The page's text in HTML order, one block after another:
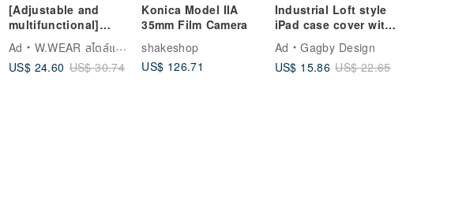
[Adjustable and
multifunctional]
Single hook nylon
mobile phone strap
mobile phone
Ad
W.WEAR สไตล์แห่งเวลา
US$ 24.60 US$ 30.74
Konica Model IIA
35mm Film Camera
shakeshop
US$ 126.71
Industrial Loft style
iPad case cover with
pro 13 Air 6
Ad
Gagby Design
US$ 15.86 US$ 22.65